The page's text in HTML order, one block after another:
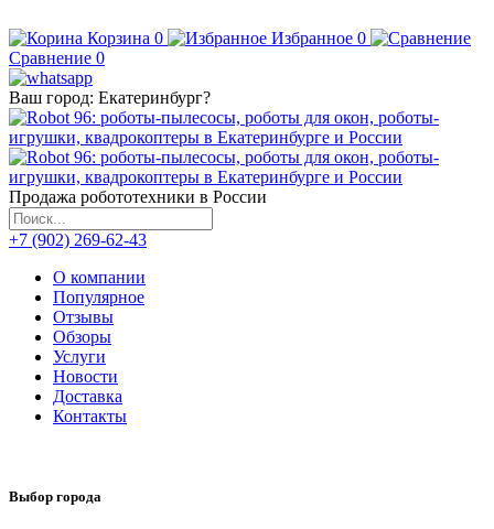
Корзина 0 Избранное 0
Сравнение 0
Ваш город: Екатеринбург?
Продажа робототехники в России
+7 (902) 269-62-43
О компании
Популярное
Отзывы
Обзоры
Услуги
Новости
Доставка
Контакты
Выбор города